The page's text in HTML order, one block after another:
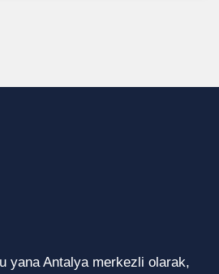
yana Antalya merkezli olarak,